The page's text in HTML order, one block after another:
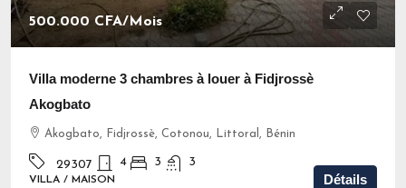
500.000 CFA/Mois
Villa moderne 3 chambres à louer à Fidjrossè
Akogbato
Akogbato, Fidjrossè, Cotonou, Littoral, Bénin
29307 4 3 3
VILLA / MAISON Détails